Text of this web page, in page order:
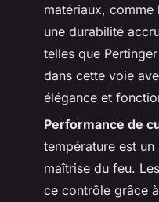
matériaux,
une durabilité
telles que
dans cette voie
élégance et
Performance de
température est
maîtrise du feu.
ce contrôle grâce